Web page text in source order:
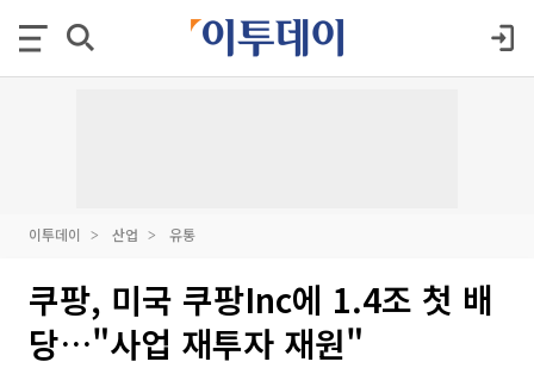
이투데이 산업 유통
쿠팡, 미국 쿠팡Inc에 1.4조 첫 배
당…"사업 재투자 재원"